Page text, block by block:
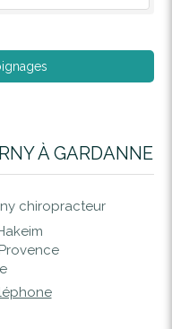
À GARDANNE
chiropracteur